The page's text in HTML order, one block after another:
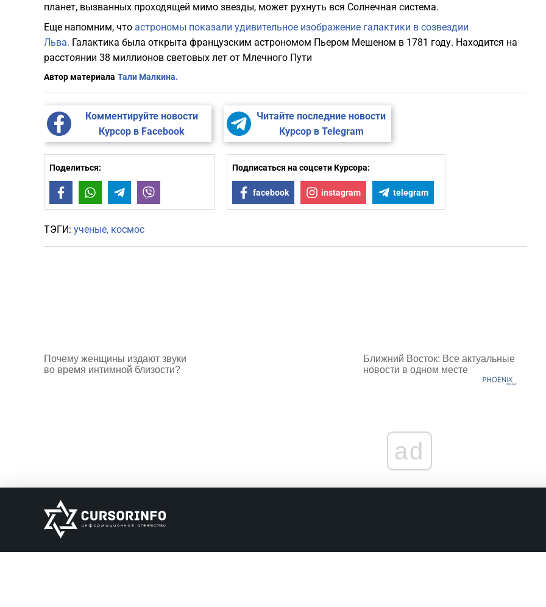
планет, вызванных проходящей мимо звезды, может рухнуть вся Солнечная система.
Еще напомним, что астрономы показали удивительное изображение галактики в созвездии
Льва. Галактика была открыта французским астрономом Пьером Мешеном в 1781 году. Находится на
расстоянии 38 миллионов световых лет от Млечного Пути
Автор материала Тали Малкина.
Комментируйте новости
Курсор в Facebook
Читайте последние новости
Курсор в Telegram
Поделиться:
FacebookWhatsAppTelegram
Подписаться на соцсети Курсора:
facebook instagram telegram
ТЭГИ: ученые космос
Почему женщины издают звуки
во время интимной близости?
Ближний Восток: Все актуальные
новости в одном месте
ad